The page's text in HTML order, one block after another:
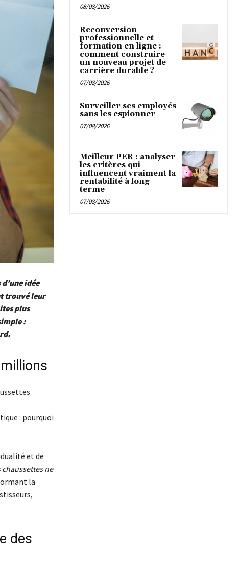
idée
trouvé leur
plus
:
: pourquoi
et de
chaussettes ne
la
des
08/08/2026
Reconversion
professionnelle et
formation en ligne :
comment construire
un nouveau projet de
carrière durable ?
07/08/2026
Surveiller ses employés
sans les espionner
07/08/2026
Meilleur PER : analyser
les critères qui
influencent vraiment la
rentabilité à long
terme
07/08/2026